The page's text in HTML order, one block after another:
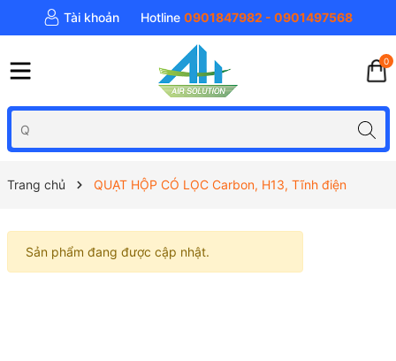
Tài khoản Hotline 0901847982 - 0901497568
0
Trang chủ QUẠT HỘP CÓ LỌC Carbon, H13, Tĩnh điện
Sản phẩm đang được cập nhật.